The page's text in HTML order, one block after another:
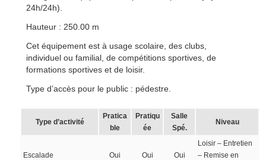
24h/24h).
Hauteur : 250.00 m
Cet équipement est à usage scolaire, des clubs,
individuel ou familial, de compétitions sportives, de
formations sportives et de loisir.
Type d’accès pour le public : pédestre.
Type d’activité
Pratica
ble
Pratiqu
ée
Salle
Spé.
Niveau
Escalade Oui Oui Oui
Loisir – Entretien
– Remise en